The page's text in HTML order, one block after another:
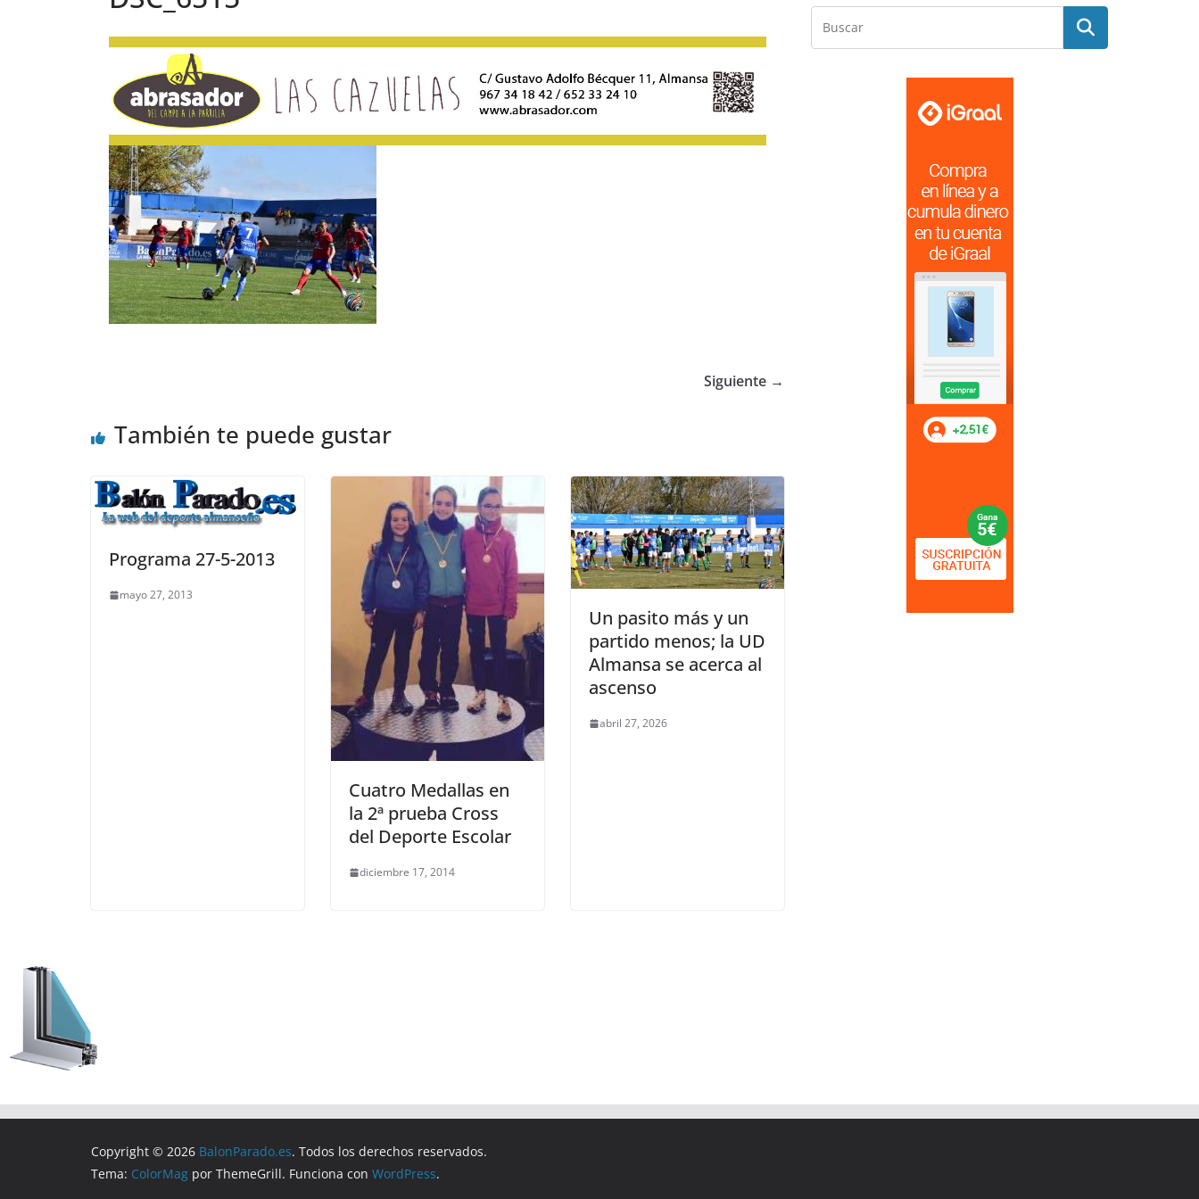
Siguiente →
También te puede gustar
Programa 27-5-2013
mayo 27, 2013
Cuatro Medallas en
la 2ª prueba Cross
del Deporte Escolar
diciembre 17, 2014
Un pasito más y un
partido menos; la UD
Almansa se acerca al
ascenso
abril 27, 2026
Copyright © 2026 BalonParado.es. Todos los derechos reservados.
Tema: ColorMag por ThemeGrill. Funciona con WordPress.